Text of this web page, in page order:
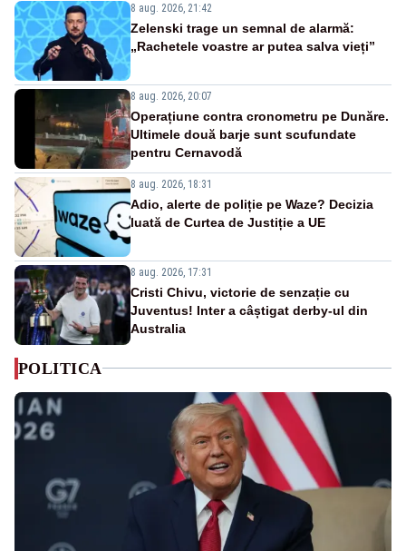
8 aug. 2026, 21:42
Zelenski trage un semnal de alarmă:
„Rachetele voastre ar putea salva vieți”
8 aug. 2026, 20:07
Operațiune contra cronometru pe Dunăre.
Ultimele două barje sunt scufundate
pentru Cernavodă
8 aug. 2026, 18:31
Adio, alerte de poliție pe Waze? Decizia
luată de Curtea de Justiție a UE
8 aug. 2026, 17:31
Cristi Chivu, victorie de senzație cu
Juventus! Inter a câștigat derby-ul din
Australia
POLITICA